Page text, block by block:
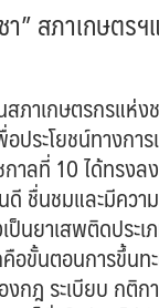
สภาเกษตรฯ
ษตรกรแห่งชา
ระโยชน์ทางก
ลที่ 10 ได้ทรงล
ชื่นชมและมีคว
นยาเสพติดประ
ขั้นตอนการขึ้น
กฎ ระเบียบ กติ